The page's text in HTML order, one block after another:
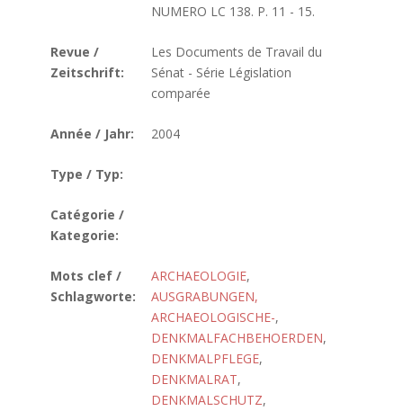
NUMERO LC 138. P. 11 - 15.
Revue /
Zeitschrift:
Les Documents de Travail du
Sénat - Série Législation
comparée
Année / Jahr: 2004
Type / Typ:
Catégorie /
Kategorie:
Mots clef /
Schlagworte:
ARCHAEOLOGIE,
AUSGRABUNGEN,
ARCHAEOLOGISCHE-,
DENKMALFACHBEHOERDEN,
DENKMALPFLEGE,
DENKMALRAT,
DENKMALSCHUTZ,